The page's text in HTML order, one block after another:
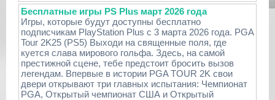
Бесплатные игры PS Plus март 2026 года
Игры, которые будут доступны бесплатно
подписчикам PlayStation Plus с 3 марта 2026 года. PGA
Tour 2K25 (PS5) Выходи на священные поля, где
куется слава мирового гольфа. Здесь, на самой
престижной сцене, тебе предстоит бросить вызов
легендам. Впервые в истории PGA TOUR 2K свои
двери открывают три главных испытания: Чемпионат
PGA, Открытый чемпионат США и Открытый